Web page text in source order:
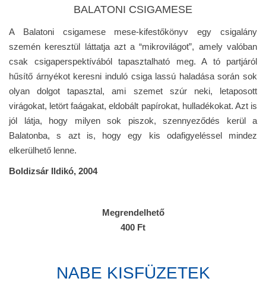
BALATONI CSIGAMESE
A Balatoni csigamese mese-kifestőkönyv egy csigalány
szemén keresztül láttatja azt a “mikrovilágot”, amely valóban
csak csigaperspektívából tapasztalható meg. A tó partjáról
hűsítő árnyékot keresni induló csiga lassú haladása során sok
olyan dolgot tapasztal, ami szemet szúr neki, letaposott
virágokat, letört faágakat, eldobált papírokat, hulladékokat. Azt is
jól látja, hogy milyen sok piszok, szennyeződés kerül a
Balatonba, s azt is, hogy egy kis odafigyeléssel mindez
elkerülhető lenne.
Boldizsár Ildikó, 2004
Megrendelhető
400 Ft
NABE KISFÜZETEK